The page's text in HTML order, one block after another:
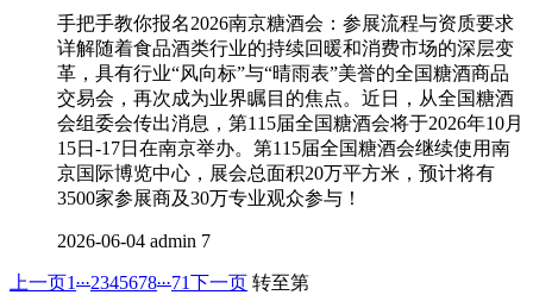
手把手教你报名2026南京糖酒会：参展流程与资质要求
详解随着食品酒类行业的持续回暖和消费市场的深层变
革，具有行业“风向标”与“晴雨表”美誉的全国糖酒商品
交易会，再次成为业界瞩目的焦点。近日，从全国糖酒
会组委会传出消息，第115届全国糖酒会将于2026年10月
15日-17日在南京举办。第115届全国糖酒会继续使用南
京国际博览中心，展会总面积20万平方米，预计将有
3500家参展商及30万专业观众参与！
2026-06-04 admin 7
上一页1...2345678...71下一页 转至第